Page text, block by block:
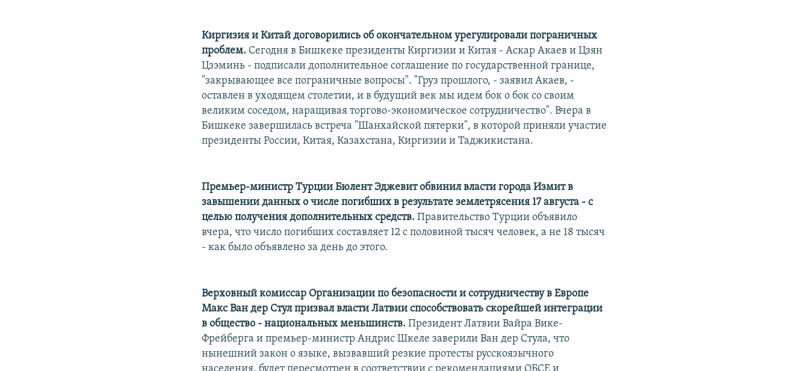
Киргизия и Китай договорились об окончательном урегулировали пограничных
проблем. Сегодня в Бишкеке президенты Киргизии и Китая - Аскар Акаев и Цзян
Цзэминь - подписали дополнительное соглашение по государственной границе,
"закрывающее все пограничные вопросы". "Груз прошлого, - заявил Акаев, -
оставлен в уходящем столетии, и в будущий век мы идем бок о бок со своим
великим соседом, наращивая торгово-экономическое сотрудничество". Вчера в
Бишкеке завершилась встреча "Шанхайской пятерки", в которой приняли участие
президенты России, Китая, Казахстана, Киргизии и Таджикистана.
Премьер-министр Турции Бюлент Эджевит обвинил власти города Измит в
завышении данных о числе погибших в результате землетрясения 17 августа - с
целью получения дополнительных средств. Правительство Турции объявило
вчера, что число погибших составляет 12 с половиной тысяч человек, а не 18 тысяч
- как было объявлено за день до этого.
Верховный комиссар Организации по безопасности и сотрудничеству в Европе
Макс Ван дер Стул призвал власти Латвии способствовать скорейшей интеграции
в общество - национальных меньшинств. Президент Латвии Вайра Вике-
Фрейберга и премьер-министр Андрис Шкеле заверили Ван дер Стула, что
нынешний закон о языке, вызвавший резкие протесты русскоязычного